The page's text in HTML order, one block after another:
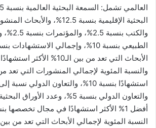
والكتب
والتعاون الدولي بنسبة 5%، وعدد